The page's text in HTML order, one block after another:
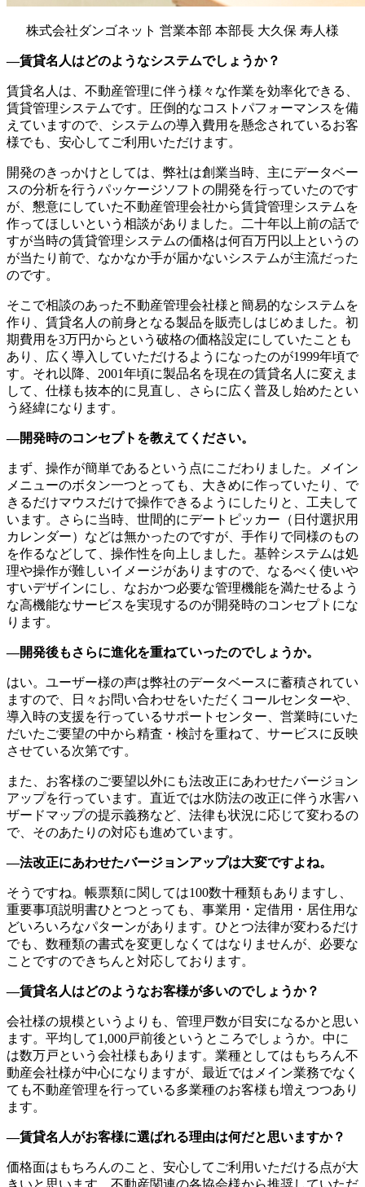
株式会社ダンゴネット 営業本部 本部長 大久保 寿人様
―賃貸名人はどのようなシステムでしょうか？
賃貸名人は、不動産管理に伴う様々な作業を効率化できる、
賃貸管理システムです。圧倒的なコストパフォーマンスを備
えていますので、システムの導入費用を懸念されているお客
様でも、安心してご利用いただけます。
開発のきっかけとしては、弊社は創業当時、主にデータベー
スの分析を行うパッケージソフトの開発を行っていたのです
が、懇意にしていた不動産管理会社から賃貸管理システムを
作ってほしいという相談がありました。二十年以上前の話で
すが当時の賃貸管理システムの価格は何百万円以上というの
が当たり前で、なかなか手が届かないシステムが主流だった
のです。
そこで相談のあった不動産管理会社様と簡易的なシステムを
作り、賃貸名人の前身となる製品を販売しはじめました。初
期費用を3万円からという破格の価格設定にしていたことも
あり、広く導入していただけるようになったのが1999年頃で
す。それ以降、2001年頃に製品名を現在の賃貸名人に変えま
して、仕様も抜本的に見直し、さらに広く普及し始めたとい
う経緯になります。
―開発時のコンセプトを教えてください。
まず、操作が簡単であるという点にこだわりました。メイン
メニューのボタン一つとっても、大きめに作っていたり、で
きるだけマウスだけで操作できるようにしたりと、工夫して
います。さらに当時、世間的にデートピッカー（日付選択用
カレンダー）などは無かったのですが、手作りで同様のもの
を作るなどして、操作性を向上しました。基幹システムは処
理や操作が難しいイメージがありますので、なるべく使いや
すいデザインにし、なおかつ必要な管理機能を満たせるよう
な高機能なサービスを実現するのが開発時のコンセプトにな
ります。
―開発後もさらに進化を重ねていったのでしょうか。
はい。ユーザー様の声は弊社のデータベースに蓄積されてい
ますので、日々お問い合わせをいただくコールセンターや、
導入時の支援を行っているサポートセンター、営業時にいた
だいたご要望の中から精査・検討を重ねて、サービスに反映
させている次第です。
また、お客様のご要望以外にも法改正にあわせたバージョン
アップを行っています。直近では水防法の改正に伴う水害ハ
ザードマップの提示義務など、法律も状況に応じて変わるの
で、そのあたりの対応も進めています。
―法改正にあわせたバージョンアップは大変ですよね。
そうですね。帳票類に関しては100数十種類もありますし、
重要事項説明書ひとつとっても、事業用・定借用・居住用な
どいろいろなパターンがあります。ひとつ法律が変わるだけ
でも、数種類の書式を変更しなくてはなりませんが、必要な
ことですのできちんと対応しております。
―賃貸名人はどのようなお客様が多いのでしょうか？
会社様の規模というよりも、管理戸数が目安になるかと思い
ます。平均して1,000戸前後というところでしょうか。中に
は数万戸という会社様もあります。業種としてはもちろん不
動産会社様が中心になりますが、最近ではメイン業務でなく
ても不動産管理を行っている多業種のお客様も増えつつあり
ます。
―賃貸名人がお客様に選ばれる理由は何だと思いますか？
価格面はもちろんのこと、安心してご利用いただける点が大
きいと思います。不動産関連の各協会様から推奨していただ